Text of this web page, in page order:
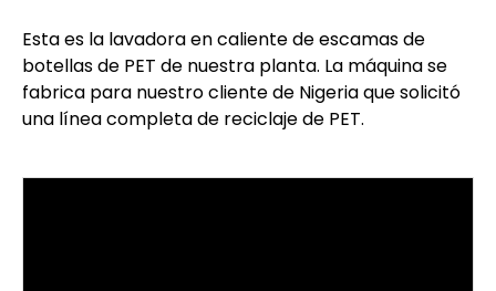
Esta es la lavadora en caliente de escamas de
botellas de PET de nuestra planta. La máquina se
fabrica para nuestro cliente de Nigeria que solicitó
una línea completa de reciclaje de PET.